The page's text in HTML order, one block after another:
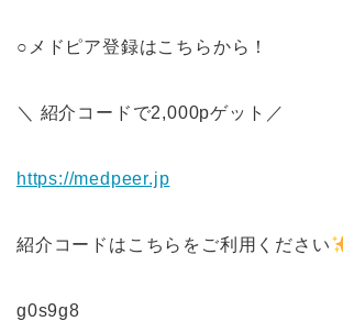
○メドピア登録はこちらから！
＼ 紹介コードで2,000pゲット／
https://medpeer.jp
紹介コードはこちらをご利用ください
g0s9g8